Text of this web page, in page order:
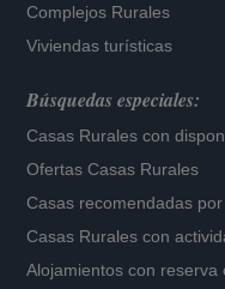
Complejos Rurales
Viviendas turísticas
Búsquedas especiales:
Casas Rurales con
Ofertas Casas Rurales
Casas recomendadas
Casas Rurales con
Alojamientos con reserva